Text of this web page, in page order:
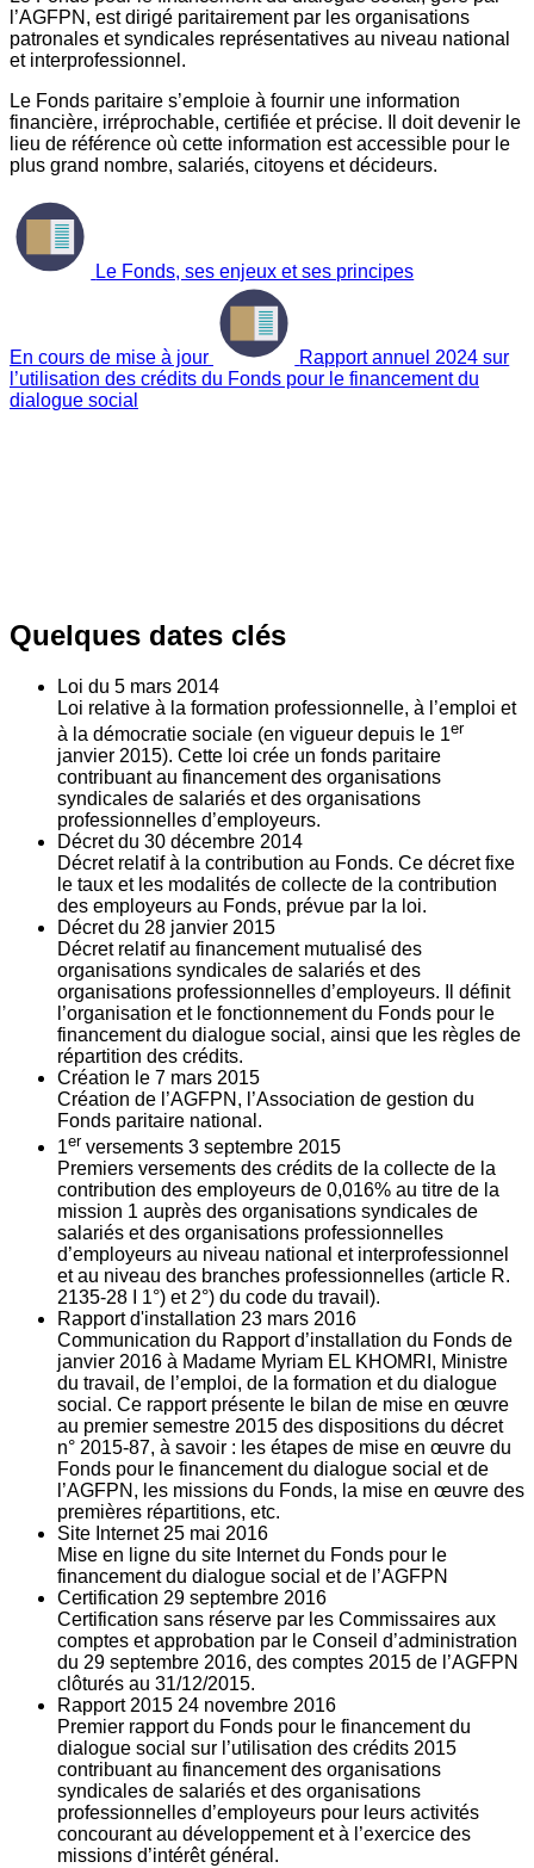
l’AGFPN, est dirigé paritairement par les organisations
patronales et syndicales représentatives au niveau national
et interprofessionnel.
Le Fonds paritaire s’emploie à fournir une information
financière, irréprochable, certifiée et précise. Il doit devenir le
lieu de référence où cette information est accessible pour le
plus grand nombre, salariés, citoyens et décideurs.
Le Fonds, ses enjeux et ses principes
En cours de mise à jour
Rapport annuel 2024 sur
l’utilisation des crédits du Fonds pour le financement du
dialogue social
Quelques dates clés
Loi du 5 mars 2014
Loi relative à la formation professionnelle, à l’emploi et
à la démocratie sociale (en vigueur depuis le 1er
janvier 2015). Cette loi crée un fonds paritaire
contribuant au financement des organisations
syndicales de salariés et des organisations
professionnelles d’employeurs.
Décret du 30 décembre 2014
Décret relatif à la contribution au Fonds. Ce décret fixe
le taux et les modalités de collecte de la contribution
des employeurs au Fonds, prévue par la loi.
Décret du 28 janvier 2015
Décret relatif au financement mutualisé des
organisations syndicales de salariés et des
organisations professionnelles d’employeurs. Il définit
l’organisation et le fonctionnement du Fonds pour le
financement du dialogue social, ainsi que les règles de
répartition des crédits.
Création le 7 mars 2015
Création de l’AGFPN, l’Association de gestion du
Fonds paritaire national.
1er versements 3 septembre 2015
Premiers versements des crédits de la collecte de la
contribution des employeurs de 0,016% au titre de la
mission 1 auprès des organisations syndicales de
salariés et des organisations professionnelles
d’employeurs au niveau national et interprofessionnel
et au niveau des branches professionnelles (article R.
2135‐28 I 1°) et 2°) du code du travail).
Rapport d'installation 23 mars 2016
Communication du Rapport d’installation du Fonds de
janvier 2016 à Madame Myriam EL KHOMRI, Ministre
du travail, de l’emploi, de la formation et du dialogue
social. Ce rapport présente le bilan de mise en œuvre
au premier semestre 2015 des dispositions du décret
n° 2015-87, à savoir : les étapes de mise en œuvre du
Fonds pour le financement du dialogue social et de
l’AGFPN, les missions du Fonds, la mise en œuvre des
premières répartitions, etc.
Site Internet 25 mai 2016
Mise en ligne du site Internet du Fonds pour le
financement du dialogue social et de l’AGFPN
Certification 29 septembre 2016
Certification sans réserve par les Commissaires aux
comptes et approbation par le Conseil d’administration
du 29 septembre 2016, des comptes 2015 de l’AGFPN
clôturés au 31/12/2015.
Rapport 2015 24 novembre 2016
Premier rapport du Fonds pour le financement du
dialogue social sur l’utilisation des crédits 2015
contribuant au financement des organisations
syndicales de salariés et des organisations
professionnelles d’employeurs pour leurs activités
concourant au développement et à l’exercice des
missions d’intérêt général.